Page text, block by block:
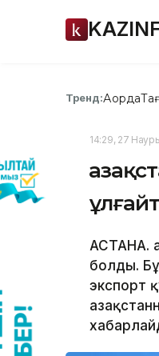
Тренд:Ақорда
14:29, 27
АСТАНА.
болды.
экспорт